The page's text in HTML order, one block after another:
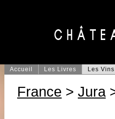
Accueil Les Livres Les Vins
France > Jura